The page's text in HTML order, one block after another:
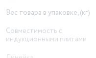
Вес товара в упаковке, (кг)
Совместимость с
индукционными плитами